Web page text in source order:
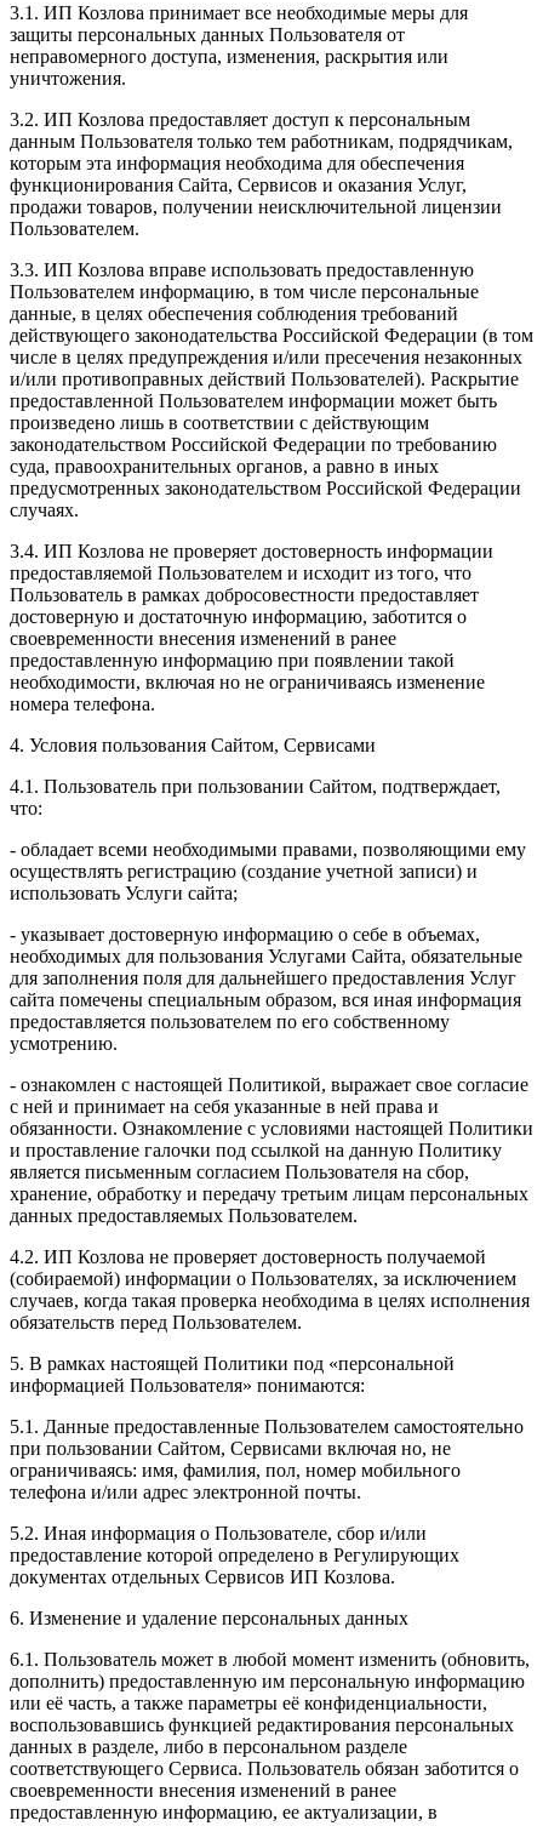
3.1. ИП Козлова принимает все необходимые меры для
защиты персональных данных Пользователя от
неправомерного доступа, изменения, раскрытия или
уничтожения.
3.2. ИП Козлова предоставляет доступ к персональным
данным Пользователя только тем работникам, подрядчикам,
которым эта информация необходима для обеспечения
функционирования Сайта, Сервисов и оказания Услуг,
продажи товаров, получении неисключительной лицензии
Пользователем.
3.3. ИП Козлова вправе использовать предоставленную
Пользователем информацию, в том числе персональные
данные, в целях обеспечения соблюдения требований
действующего законодательства Российской Федерации (в том
числе в целях предупреждения и/или пресечения незаконных
и/или противоправных действий Пользователей). Раскрытие
предоставленной Пользователем информации может быть
произведено лишь в соответствии с действующим
законодательством Российской Федерации по требованию
суда, правоохранительных органов, а равно в иных
предусмотренных законодательством Российской Федерации
случаях.
3.4. ИП Козлова не проверяет достоверность информации
предоставляемой Пользователем и исходит из того, что
Пользователь в рамках добросовестности предоставляет
достоверную и достаточную информацию, заботится о
своевременности внесения изменений в ранее
предоставленную информацию при появлении такой
необходимости, включая но не ограничиваясь изменение
номера телефона.
4. Условия пользования Сайтом, Сервисами
4.1. Пользователь при пользовании Сайтом, подтверждает,
что:
- обладает всеми необходимыми правами, позволяющими ему
осуществлять регистрацию (создание учетной записи) и
использовать Услуги сайта;
- указывает достоверную информацию о себе в объемах,
необходимых для пользования Услугами Сайта, обязательные
для заполнения поля для дальнейшего предоставления Услуг
сайта помечены специальным образом, вся иная информация
предоставляется пользователем по его собственному
усмотрению.
- ознакомлен с настоящей Политикой, выражает свое согласие
с ней и принимает на себя указанные в ней права и
обязанности. Ознакомление с условиями настоящей Политики
и проставление галочки под ссылкой на данную Политику
является письменным согласием Пользователя на сбор,
хранение, обработку и передачу третьим лицам персональных
данных предоставляемых Пользователем.
4.2. ИП Козлова не проверяет достоверность получаемой
(собираемой) информации о Пользователях, за исключением
случаев, когда такая проверка необходима в целях исполнения
обязательств перед Пользователем.
5. В рамках настоящей Политики под «персональной
информацией Пользователя» понимаются:
5.1. Данные предоставленные Пользователем самостоятельно
при пользовании Сайтом, Сервисами включая но, не
ограничиваясь: имя, фамилия, пол, номер мобильного
телефона и/или адрес электронной почты.
5.2. Иная информация о Пользователе, сбор и/или
предоставление которой определено в Регулирующих
документах отдельных Сервисов ИП Козлова.
6. Изменение и удаление персональных данных
6.1. Пользователь может в любой момент изменить (обновить,
дополнить) предоставленную им персональную информацию
или её часть, а также параметры её конфиденциальности,
воспользовавшись функцией редактирования персональных
данных в разделе, либо в персональном разделе
соответствующего Сервиса. Пользователь обязан заботится о
своевременности внесения изменений в ранее
предоставленную информацию, ее актуализации, в